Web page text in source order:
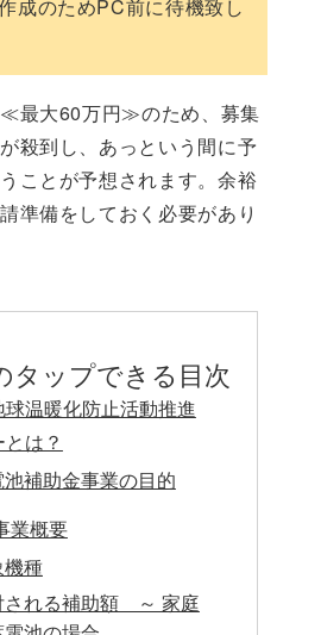
成のためPC前に待機致し
最大60万円≫のため、募集
殺到し、あっという間に予
ことが予想されます。余裕
準備をしておく必要があり
タップできる目次
温暖化防止活動推進
は？
補助金事業の目的
業概要
機種
される補助額 ～ 家庭